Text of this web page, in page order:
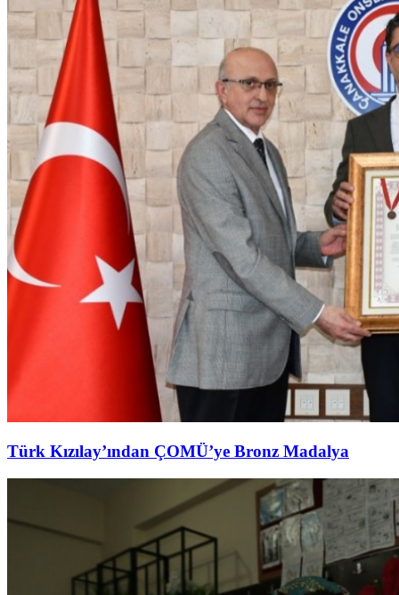
Türk Kızılay’ından ÇOMÜ’ye Bronz Madalya